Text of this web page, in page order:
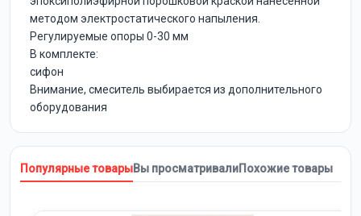
методом электростатического напыления.
Регулируемые опоры 0-30 мм
В комплекте:
сифон
Внимание, смеситель выбирается из дополнительного
оборудования
Популярные товарыВы просматривалиПохожие товары